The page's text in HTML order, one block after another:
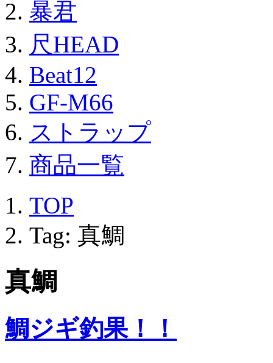
暴君
尺HEAD
Beat12
GF-M66
ストラップ
商品一覧
TOP
Tag: 真鯛
真鯛
鯛ジギ釣果！！